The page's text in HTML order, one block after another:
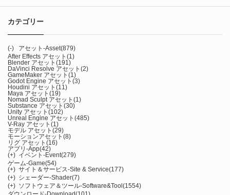
カテゴリー
(-) アセット-Asset(879)
After Effects アセット (1)
Blender アセット (191)
DaVinci Resolve アセット (2)
GameMaker アセット (1)
Godot Engine アセット (3)
Houdini アセット (11)
Maya アセット (19)
Nomad Sculpt アセット (1)
Substance アセット (30)
Unity アセット (102)
Unreal Engine アセット (485)
V-Ray アセット (1)
モデル アセット (29)
モーションアセット (8)
リグ アセット (16)
アプリ-App(42)
(+) イベント-Event(279)
ゲーム-Game(54)
(+) サイト＆サービス-Site & Service(177)
(+) シェーダー-Shader(7)
(+) ソフトウェア＆ツール-Software&Tool(1554)